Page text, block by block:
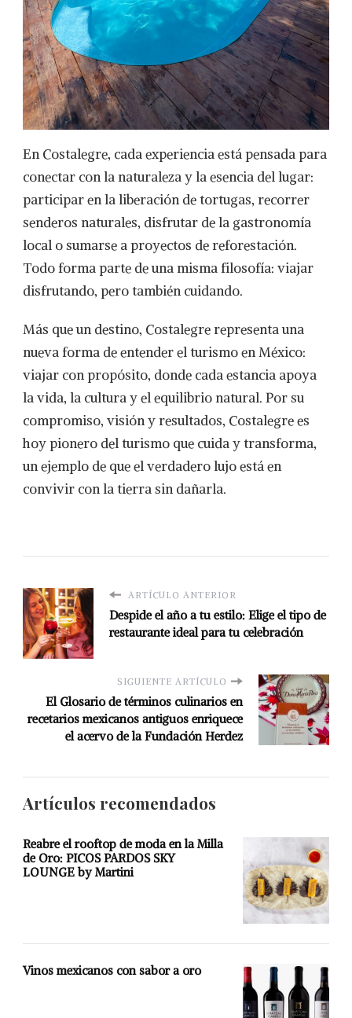
En Costalegre, cada experiencia está pensada para
conectar con la naturaleza y la esencia del lugar:
participar en la liberación de tortugas, recorrer
senderos naturales, disfrutar de la gastronomía
local o sumarse a proyectos de reforestación.
Todo forma parte de una misma filosofía: viajar
disfrutando, pero también cuidando.
Más que un destino, Costalegre representa una
nueva forma de entender el turismo en México:
viajar con propósito, donde cada estancia apoya
la vida, la cultura y el equilibrio natural. Por su
compromiso, visión y resultados, Costalegrees
hoy pionero del turismo que cuida y transforma,
un ejemplo de que el verdadero lujo está en
convivir con la tierra sin dañarla.
ARTÍCULO ANTERIOR
Despide el año a tu estilo: Elige el tipo de
restaurante ideal para tu celebración
SIGUIENTE ARTÍCULO
El Glosario de términos culinarios en
recetarios mexicanos antiguos enriquece
el acervo de la Fundación Herdez
Artículos recomendados
Reabre el rooftop de moda en la Milla
de Oro: PICOS PARDOS SKY
LOUNGE by Martini
Vinos mexicanos con sabor a oro